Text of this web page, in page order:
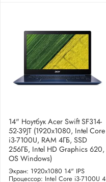
14" Ноутбук Acer Swift SF314-
52-39JT (1920x1080, Intel Core
i3-7100U, RAM 4ГБ, SSD
256ГБ, Intel HD Graphics 620,
OS Windows)
Экран: 1920x1080 14" IPS
Процессор: Intel Core i3-7100U 4